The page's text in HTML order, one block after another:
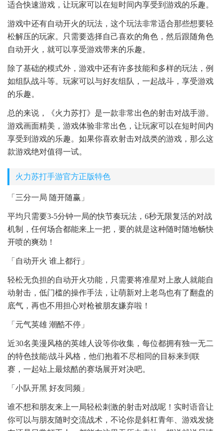
适合快速游戏，让玩家可以在短时间内享受到游戏的乐趣。
游戏中还有自动开火的玩法，这个玩法非常适合那些想要轻
松解压的玩家。只需要选择自己喜欢的角色，然后跟随角色
自动开火，就可以享受游戏带来的乐趣。
除了基础的模式外，游戏中还有许多技能和多样的玩法，例
如组队战斗等。玩家可以与好友组队，一起战斗，享受游戏
的乐趣。
总的来说，《火力苏打》是一款非常出色的射击对战手游。
游戏画面精美，游戏体验非常出色，让玩家可以在短时间内
享受到游戏的乐趣。如果你喜欢射击对战类的游戏，那么这
款游戏绝对值得一试。
火力苏打手游官方正版特色
「三分一局 随开随赢」
平均只需要3-5分钟一局的快节奏玩法，6秒无限复活的对战
机制，任何场合都能来上一把，要的就是这种随时随地畅快
开喷的爽劲！
「自动开火 谁上都行」
轻松无负担的自动开火功能，只需要将准星对上敌人就能自
动射击，低门槛的操作手法，让萌新对上老鸟也有了翻盘的
底气，再也不用担心对枪被朋友嫌弃啦！
「元气英雄 潮酷不停」
近30名美漫风格的英雄人设等你收集，每位都拥有独一无二
的特色技能/战斗风格，他们抱着不尽相同的目标来到联
赛，一起站上最炫酷的赛场展开对决吧。
「小队开黑 好友同频」
谁不想和朋友来上一局轻松刺激的射击对战呢！实时语音让
你可以与朋友随时交流战术，不论你是斜杠青年、游戏发烧